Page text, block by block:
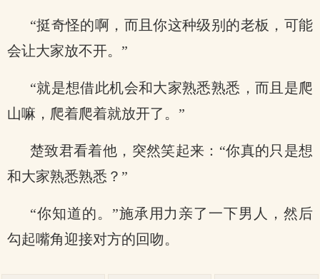
“挺奇怪的啊，而且你这种级别的老板，可能
会让大家放不开。”
“就是想借此机会和大家熟悉熟悉，而且是爬
山嘛，爬着爬着就放开了。”
楚致君看着他，突然笑起来：“你真的只是想
和大家熟悉熟悉？”
“你知道的。”施承用力亲了一下男人，然后
勾起嘴角迎接对方的回吻。